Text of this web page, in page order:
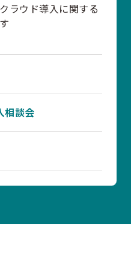
ラウド導入に関する
談会